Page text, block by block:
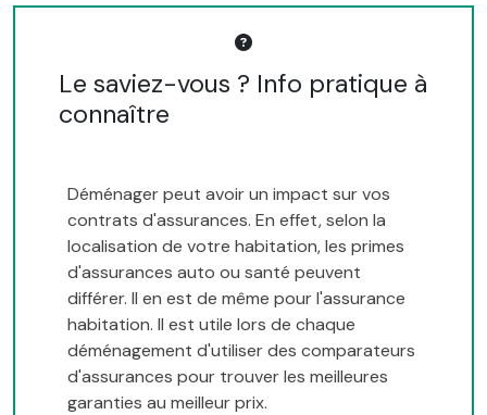
Le saviez-vous ? Info pratique à
connaître
Déménager peut avoir un impact sur vos
contrats d'assurances. En effet, selon la
localisation de votre habitation, les primes
d'assurances auto ou santé peuvent
différer. Il en est de même pour l'assurance
habitation. Il est utile lors de chaque
déménagement d'utiliser des comparateurs
d'assurances pour trouver les meilleures
garanties au meilleur prix.